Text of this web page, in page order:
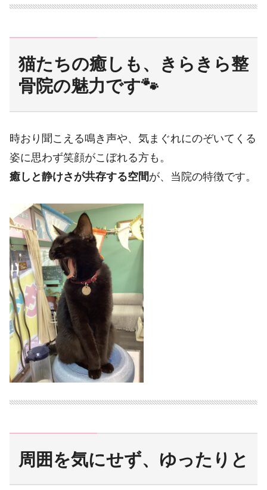
猫たちの癒しも、きらきら整
骨院の魅力です🐾
時おり聞こえる鳴き声や、気まぐれにのぞいてくる
姿に思わず笑顔がこぼれる方も。
癒しと静けさが共存する空間が、当院の特徴です。
周囲を気にせず、ゆったりと